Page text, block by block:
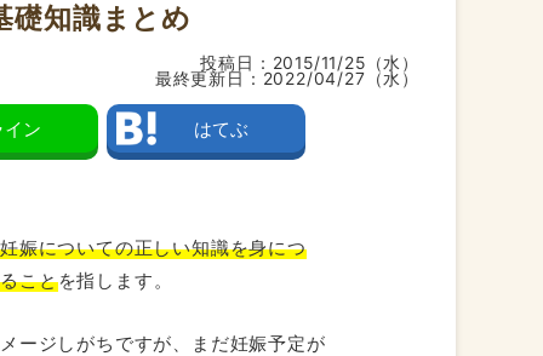
礎知識まとめ
投稿日： 2015/11/25（水）
最終更新日： 2022/04/27（水）
イン はてぶ
妊娠についての正しい知識を身につ
ことを指します。
ージしがちですが、まだ妊娠予定が